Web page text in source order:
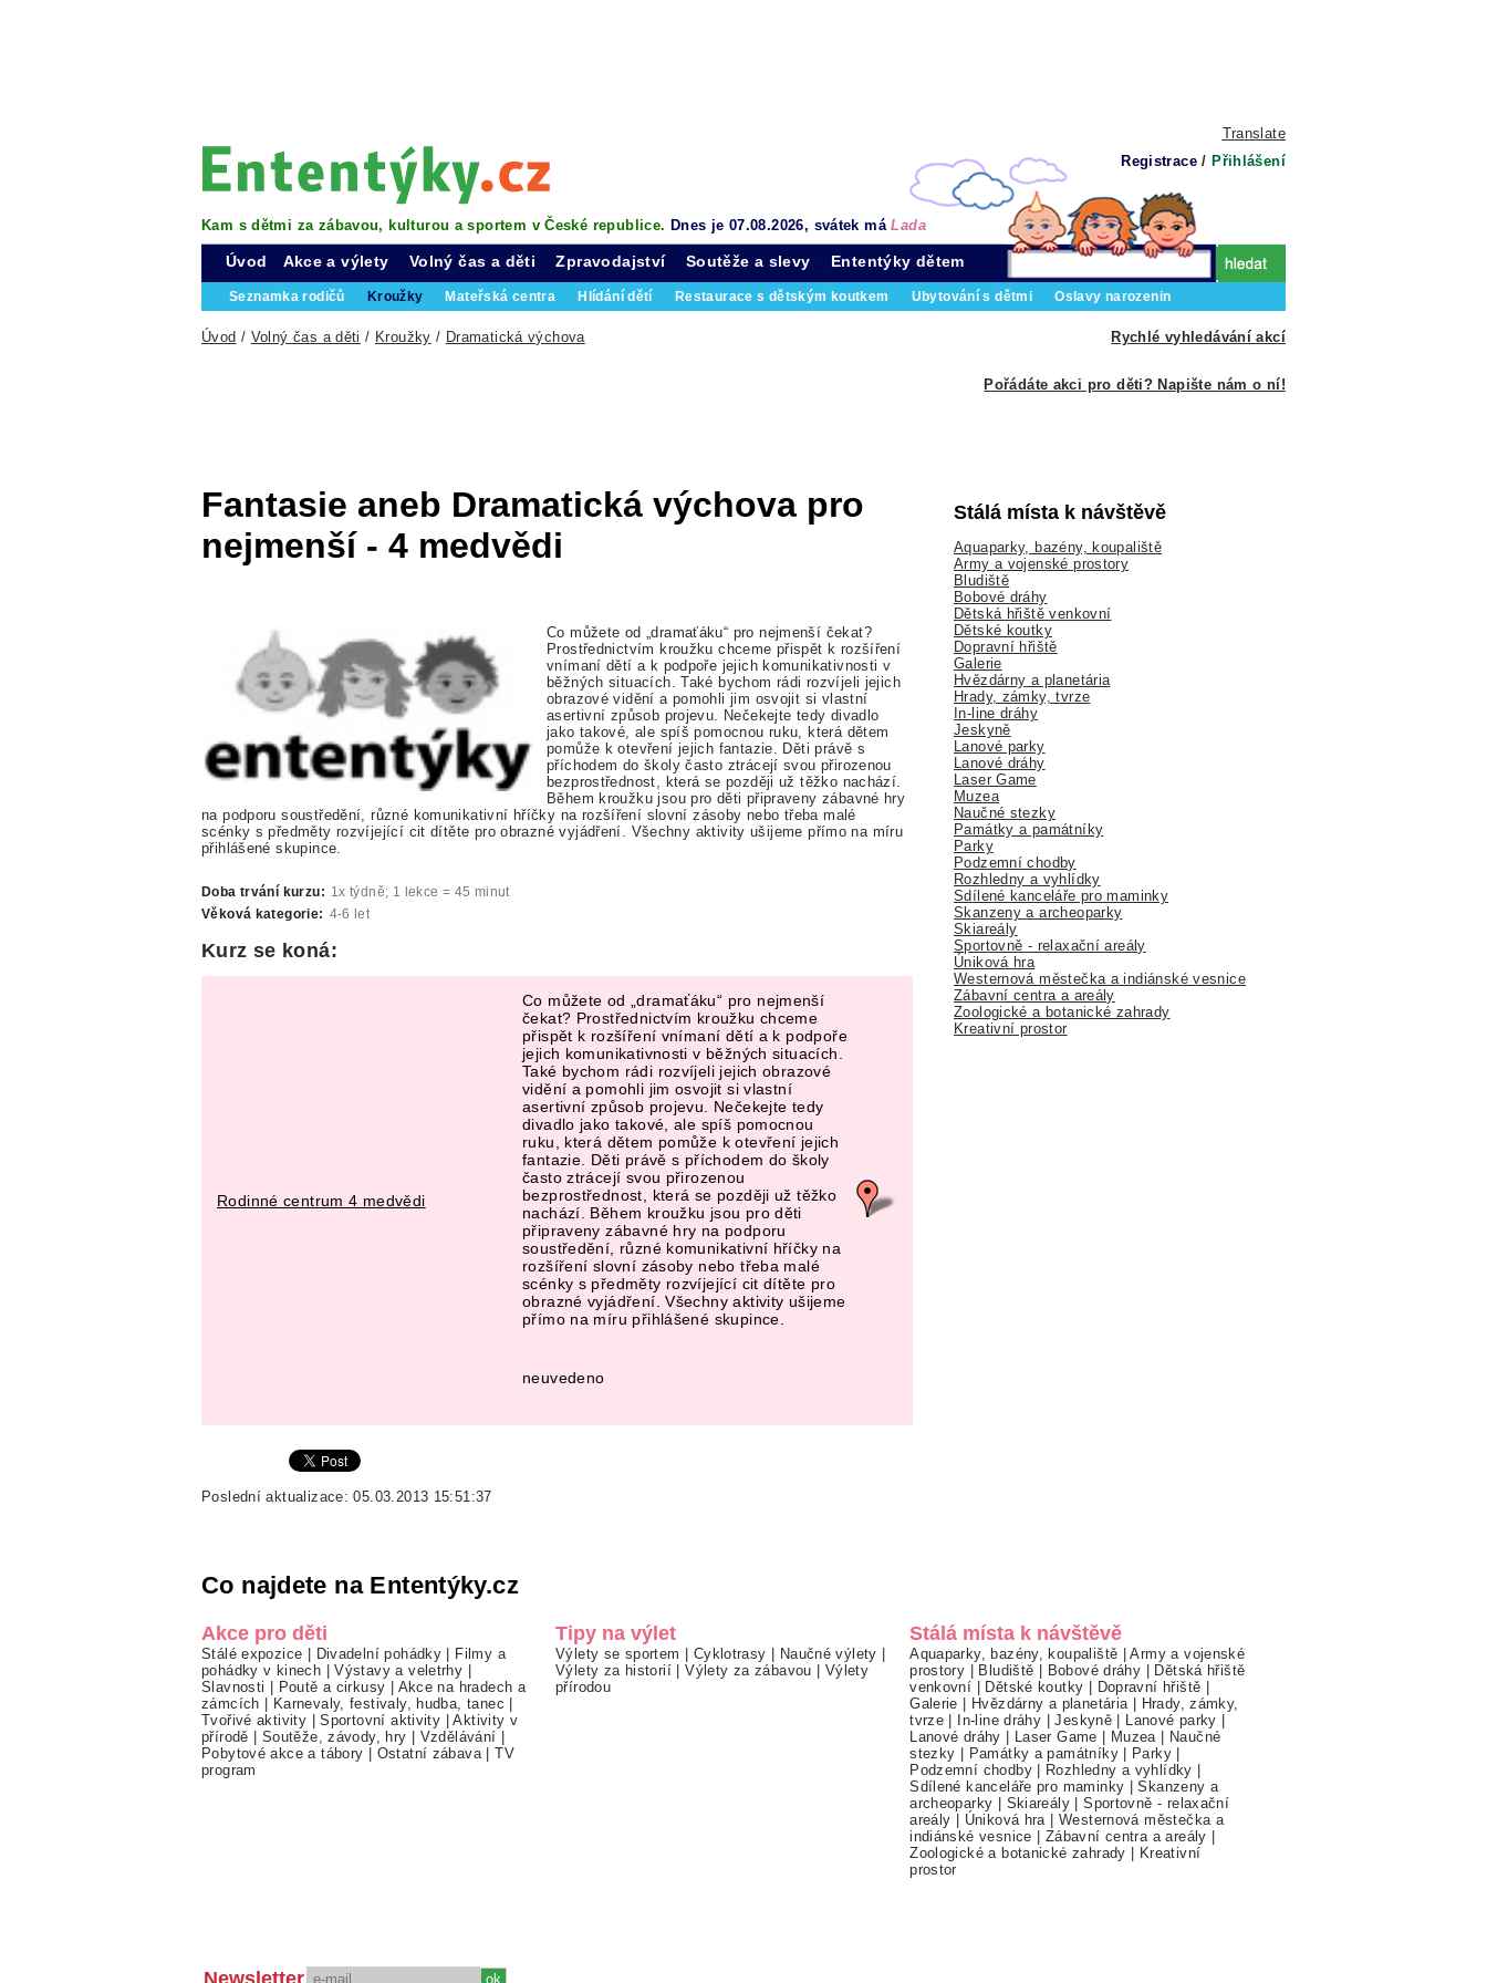
Translate
Registrace / Přihlášení
Kam s dětmi za zábavou, kulturou a sportem v České republice. Dnes je 07.08.2026, svátek máLada
Úvod Akce a výlety Volný čas a děti
Seznamka rodičů Kroužky Mateřská centra Hlídání dětí Restaurace s dětským koutkem Ubytování s dětmi Oslavy narozenin
Zpravodajství Soutěže a slevy Ententýky dětem
Rychlé vyhledávání akcí
Úvod / Volný čas a děti / Kroužky / Dramatická výchova
Pořádáte akci pro děti? Napište nám o ní!
Fantasie aneb Dramatická výchova pro
nejmenší - 4 medvědi
Co můžete od „dramaťáku“ pro nejmenší čekat?
Prostřednictvím kroužku chceme přispět k rozšíření
vnímaní dětí a k podpoře jejich komunikativnosti v
běžných situacích. Také bychom rádi rozvíjeli jejich
obrazové vidění a pomohli jim osvojit si vlastní
asertivní způsob projevu. Nečekejte tedy divadlo
jako takové, ale spíš pomocnou ruku, která dětem
pomůže k otevření jejich fantazie. Děti právě s
příchodem do školy často ztrácejí svou přirozenou
bezprostřednost, která se později už těžko nachází.
Během kroužku jsou pro děti připraveny zábavné hry
na podporu soustředění, různé komunikativní hříčky na rozšíření slovní zásoby nebo třeba malé
scénky s předměty rozvíjející cit dítěte pro obrazné vyjádření. Všechny aktivity ušijeme přímo na míru
přihlášené skupince.
Doba trvání kurzu: 1x týdně; 1 lekce = 45 minut
Věková kategorie: 4-6 let
Kurz se koná:
Rodinné centrum 4 medvědi
Co můžete od „dramaťáku“ pro nejmenší
čekat? Prostřednictvím kroužku chceme
přispět k rozšíření vnímaní dětí a k podpoře
jejich komunikativnosti v běžných situacích.
Také bychom rádi rozvíjeli jejich obrazové
vidění a pomohli jim osvojit si vlastní
asertivní způsob projevu. Nečekejte tedy
divadlo jako takové, ale spíš pomocnou
ruku, která dětem pomůže k otevření jejich
fantazie. Děti právě s příchodem do školy
často ztrácejí svou přirozenou
bezprostřednost, která se později už těžko
nachází. Během kroužku jsou pro děti
připraveny zábavné hry na podporu
soustředění, různé komunikativní hříčky na
rozšíření slovní zásoby nebo třeba malé
scénky s předměty rozvíjející cit dítěte pro
obrazné vyjádření. Všechny aktivity ušijeme
přímo na míru přihlášené skupince.
neuvedeno
Poslední aktualizace: 05.03.2013 15:51:37
Stálá místa k návštěvě
Aquaparky, bazény, koupaliště
Army a vojenské prostory
Bludiště
Bobové dráhy
Dětská hřiště venkovní
Dětské koutky
Dopravní hřiště
Galerie
Hvězdárny a planetária
Hrady, zámky, tvrze
In-line dráhy
Jeskyně
Lanové parky
Lanové dráhy
Laser Game
Muzea
Naučné stezky
Památky a památníky
Parky
Podzemní chodby
Rozhledny a vyhlídky
Sdílené kanceláře pro maminky
Skanzeny a archeoparky
Skiareály
Sportovně - relaxační areály
Úniková hra
Westernová městečka a indiánské vesnice
Zábavní centra a areály
Zoologické a botanické zahrady
Kreativní prostor
Co najdete na Ententýky.cz
Akce pro děti
Stálé expozice | Divadelní pohádky | Filmy a
pohádky v kinech |Výstavy a veletrhy |
Slavnosti | Poutě a cirkusy | Akce na hradech a
zámcích | Karnevaly, festivaly, hudba, tanec |
Tvořivé aktivity |Sportovní aktivity |Aktivity v
přírodě | Soutěže, závody, hry | Vzdělávání |
Pobytové akce a tábory | Ostatní zábava |TV
program
Tipy na výlet
Výlety se sportem | Cyklotrasy | Naučné výlety |
Výlety za historií |Výlety za zábavou | Výlety
přírodou
Stálá místa k návštěvě
Aquaparky, bazény, koupaliště |Army a vojenské
prostory | Bludiště | Bobové dráhy | Dětská hřiště
venkovní | Dětské koutky | Dopravní hřiště |
Galerie | Hvězdárny a planetária | Hrady, zámky,
tvrze | In-line dráhy |Jeskyně | Lanové parky |
Lanové dráhy | Laser Game | Muzea | Naučné
stezky | Památky a památníky| Parky |
Podzemní chodby| Rozhledny a vyhlídky |
Sdílené kanceláře pro maminky |Skanzeny a
archeoparky | Skiareály |Sportovně - relaxační
areály | Úniková hra |Westernová městečka a
indiánské vesnice | Zábavní centra a areály |
Zoologické a botanické zahrady | Kreativní
prostor
Newsletter